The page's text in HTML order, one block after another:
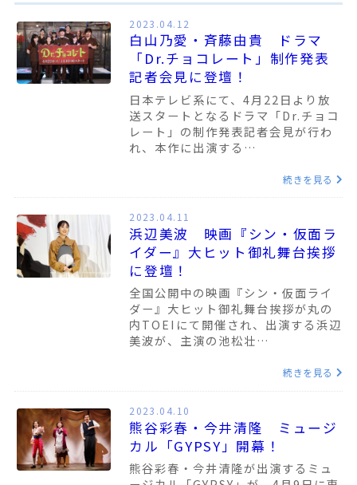
2023.04.12
白山乃愛・斉藤由貴 ドラマ
「Dr.チョコレート」制作発表
記者会見に登壇！
日本テレビ系にて、4月22日より放
送スタートとなるドラマ「Dr.チョコ
レート」の制作発表記者会見が行わ
れ、本作に出演する…
続きを見る
2023.04.11
浜辺美波 映画『シン・仮面ラ
イダー』大ヒット御礼舞台挨拶
に登壇！
全国公開中の映画『シン・仮面ライ
ダー』大ヒット御礼舞台挨拶が丸の
内TOEIにて開催され、出演する浜辺
美波が、主演の池松壮…
続きを見る
2023.04.10
熊谷彩春・今井清隆 ミュージ
カル「GYPSY」開幕！
熊谷彩春・今井清隆が出演するミュ